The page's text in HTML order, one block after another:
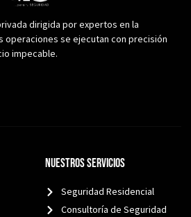
dirigida por expertos en la
operaciones se ejecutan con precisión
impecable.
Nuestros Servicios
Seguridad Residencial
Consultoría de Seguridad